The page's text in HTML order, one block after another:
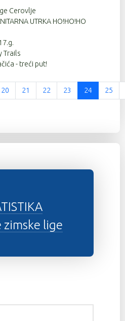
Cerovlje
UTRKA HO!HO!HO
Trails
- treći put!
Stranica 24 od 37
20 21 22 23 24 25
zimske lige